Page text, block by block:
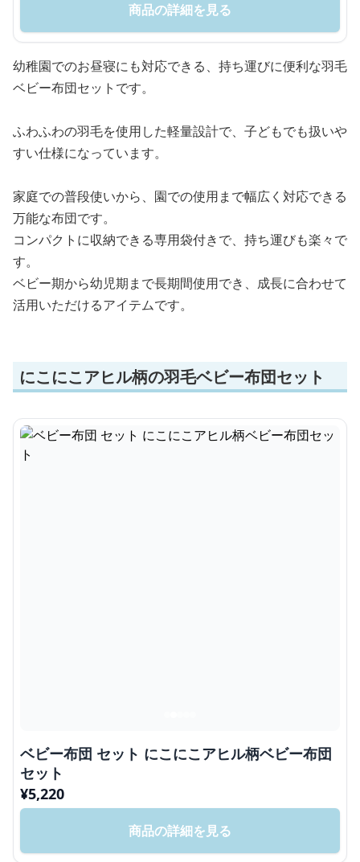
商品の詳細を見る
幼稚園でのお昼寝にも対応できる、持ち運びに便利な羽毛
ベビー布団セットです。
ふわふわの羽毛を使用した軽量設計で、子どもでも扱いや
すい仕様になっています。
家庭での普段使いから、園での使用まで幅広く対応できる
万能な布団です。
コンパクトに収納できる専用袋付きで、持ち運びも楽々で
す。
ベビー期から幼児期まで長期間使用でき、成長に合わせて
活用いただけるアイテムです。
にこにこアヒル柄の羽毛ベビー布団セット
ベビー布団 セット にこにこアヒル柄ベビー布団
セット
¥5,220
商品の詳細を見る